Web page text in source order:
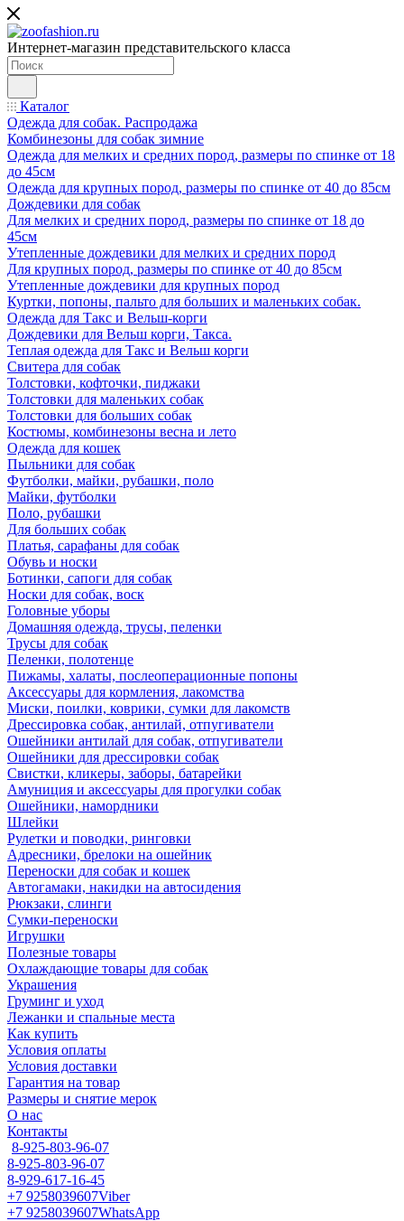
Интернет-магазин представительского класса
Каталог
Одежда для собак. Распродажа
Комбинезоны для собак зимние
Одежда для мелких и средних пород, размеры по спинке от 18
до 45см
Одежда для крупных пород, размеры по спинке от 40 до 85см
Дождевики для собак
Для мелких и средних пород, размеры по спинке от 18 до
45см
Утепленные дождевики для мелких и средних пород
Для крупных пород, размеры по спинке от 40 до 85см
Утепленные дождевики для крупных пород
Куртки, попоны, пальто для больших и маленьких собак.
Одежда для Такс и Вельш-корги
Дождевики для Вельш корги, Такса.
Теплая одежда для Такс и Вельш корги
Свитера для собак
Толстовки, кофточки, пиджаки
Толстовки для маленьких собак
Толстовки для больших собак
Костюмы, комбинезоны весна и лето
Одежда для кошек
Пыльники для собак
Футболки, майки, рубашки, поло
Майки, футболки
Поло, рубашки
Для больших собак
Платья, сарафаны для собак
Обувь и носки
Ботинки, сапоги для собак
Носки для собак, воск
Головные уборы
Домашняя одежда, трусы, пеленки
Трусы для собак
Пеленки, полотенце
Пижамы, халаты, послеоперационные попоны
Аксессуары для кормления, лакомства
Миски, поилки, коврики, сумки для лакомств
Дрессировка собак, антилай, отпугиватели
Ошейники антилай для собак, отпугиватели
Ошейники для дрессировки собак
Свистки, кликеры, заборы, батарейки
Амуниция и аксессуары для прогулки собак
Ошейники, намордники
Шлейки
Рулетки и поводки, ринговки
Адресники, брелоки на ошейник
Переноски для собак и кошек
Автогамаки, накидки на автосидения
Рюкзаки, слинги
Сумки-переноски
Игрушки
Полезные товары
Охлаждающие товары для собак
Украшения
Груминг и уход
Лежанки и спальные места
Как купить
Условия оплаты
Условия доставки
Гарантия на товар
Размеры и снятие мерок
О нас
Контакты
8-925-803-96-07
8-925-803-96-07
8-929-617-16-45
+7 9258039607Viber
+7 9258039607WhatsApp